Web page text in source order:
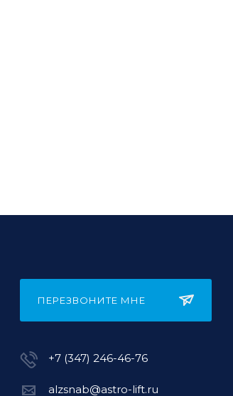
ПЕРЕЗВОНИТЕ МНЕ
+7 (347) 246-46-76
alzsnab@astro-lift.ru